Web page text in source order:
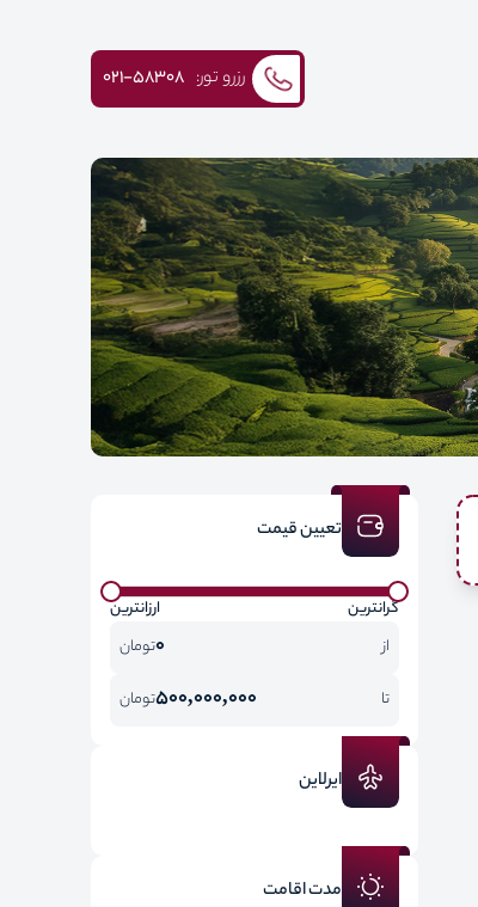
رزرو تور: ۰۲۱-58308
تعیین قیمت
گرانترین
ارزانترین
از
0تومان
تا 500,000,000تومان
ایرلاین
مدت اقامت